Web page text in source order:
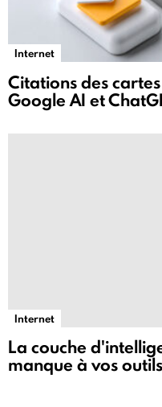
Internet
Citations des
Google AI et
Internet
La couche
manque à vos